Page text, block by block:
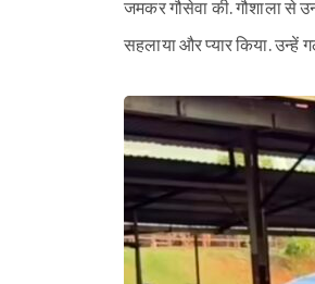
जमकर गौसेवा की. गौशाला से
सहलाया और प्यार किया. उन्हें